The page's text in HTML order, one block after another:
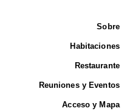
Sobre
Habitaciones
Restaurante
Reuniones y Eventos
Acceso y Mapa